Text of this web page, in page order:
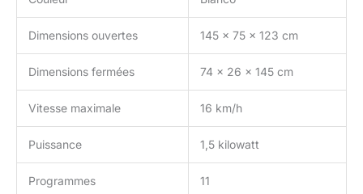
Dimensions ouvertes 145 x 75 x 123 cm
Dimensions fermées 74 x 26 x 145 cm
Vitesse maximale 16 km/h
Puissance 1,5 kilowatt
Programmes 11